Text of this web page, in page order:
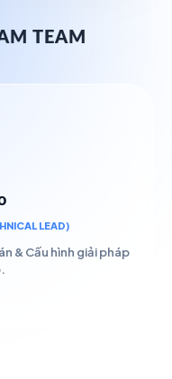
TEAM
LEAD)
& Cấu hình giải pháp